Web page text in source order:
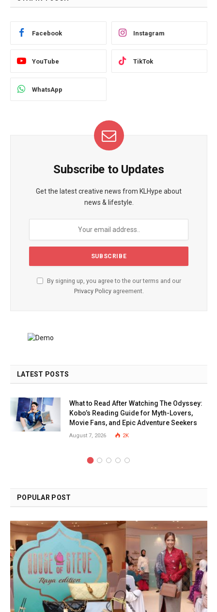
Facebook Instagram
YouTube TikTok
WhatsApp
Subscribe to Updates
Get the latest creative news from KLHype about
news & lifestyle.
By signing up, you agree to the our terms and our
Privacy Policyagreement.
LATEST POSTS
What to Read After Watching The Odyssey:
Kobo’s Reading Guide for Myth-Lovers,
Movie Fans, and Epic Adventure Seekers
August 7, 2026 2K
POPULAR POST